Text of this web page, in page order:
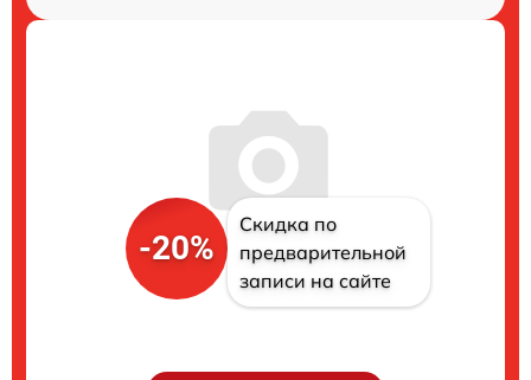
-20%
Скидка по
предварительной
записи на сайте